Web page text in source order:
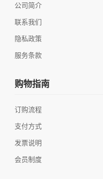
公司简介
联系我们
隐私政策
服务条款
购物指南
订购流程
支付方式
发票说明
会员制度